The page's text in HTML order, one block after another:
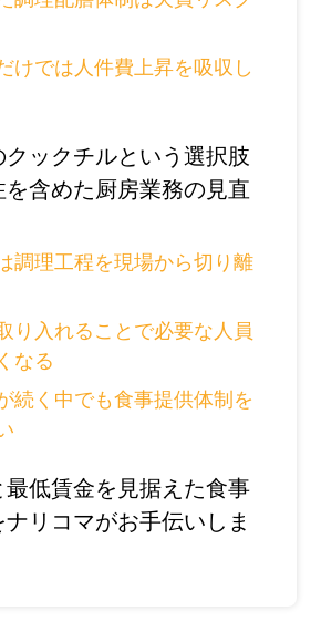
けでは人件費上昇を吸収し
クックチルという選択肢
を含めた厨房業務の見直
調理工程を現場から切り離
り入れることで必要な人員
なる
続く中でも食事提供体制を
最低賃金を見据えた食事
リコマがお手伝いしま